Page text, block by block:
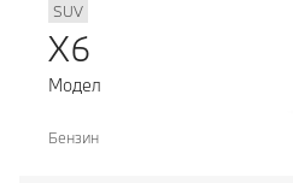
SUV
X6
Модел
Бензин